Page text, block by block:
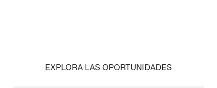
EXPLORA LAS OPORTUNIDADES